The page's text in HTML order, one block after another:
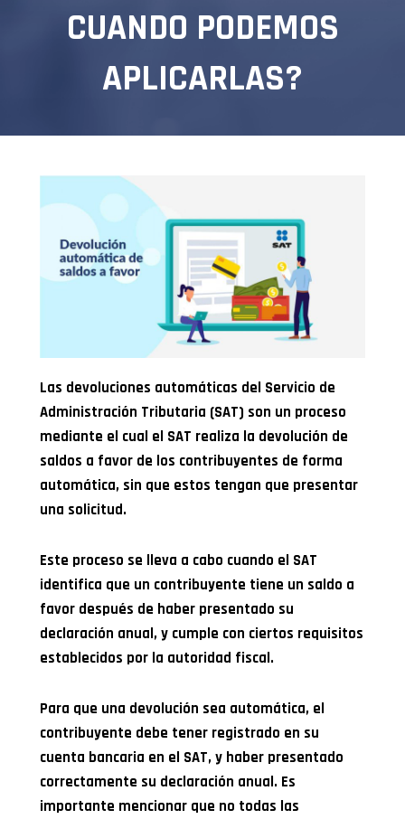
CUANDO PODEMOS
APLICARLAS?
Las devoluciones automáticas del Servicio de
Administración Tributaria (SAT) son un proceso
mediante el cual el SAT realiza la devolución de
saldos a favor de los contribuyentes de forma
automática, sin que estos tengan que presentar
una solicitud.
Este proceso se lleva a cabo cuando el SAT
identifica que un contribuyente tiene un saldo a
favor después de haber presentado su
declaración anual, y cumple con ciertos requisitos
establecidos por la autoridad fiscal.
Para que una devolución sea automática, el
contribuyente debe tener registrado en su
cuenta bancaria en el SAT, y haber presentado
correctamente su declaración anual. Es
importante mencionar que no todas las